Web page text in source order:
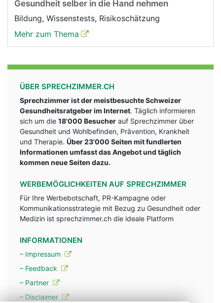
Gesundheit selber in die Hand nehmen
Bildung, Wissenstests, Risikoschätzung
Mehr zum Thema
ÜBER SPRECHZIMMER.CH
Sprechzimmer ist der meistbesuchte Schweizer
Gesundheitsratgeber im Internet. Täglich informieren
sich um die 18'000 Besucher auf Sprechzimmer über
Gesundheit und Wohlbefinden, Prävention, Krankheit
und Therapie. Über 23'000 Seiten mit fundlerten
Informationen umfasst das Angebot und täglich
kommen neue Seiten dazu.
WERBEMÖGLICHKEITEN AUF SPRECHZIMMER
Für Ihre Werbebotschaft, PR-Kampagne oder
Kommunikationsstrategie mit Bezug zu Gesundheit oder
Medizin ist sprechzimmer.ch die ideale Platform
INFORMATIONEN
– Impressum
– Feedback
– Partner
– Disclaimer